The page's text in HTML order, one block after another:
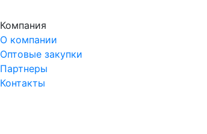
Компания
О компании
Оптовые закупки
Партнеры
Контакты